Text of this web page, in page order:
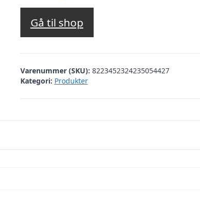
Gå til shop
Varenummer (SKU): 8223452324235054427
Kategori: Produkter